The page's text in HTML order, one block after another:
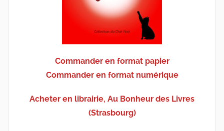
Commander en format papier
Commander en format numérique
Acheter en librairie, Au Bonheur des Livres
(Strasbourg)